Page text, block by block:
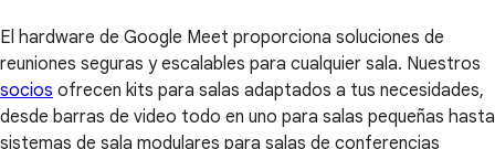
El hardware de Google Meet proporciona soluciones de
reuniones seguras y escalables para cualquier sala. Nuestros
socios ofrecen kits para salas adaptados a tus necesidades,
desde barras de video todo en uno para salas pequeñas hasta
sistemas de sala modulares para salas de conferencias